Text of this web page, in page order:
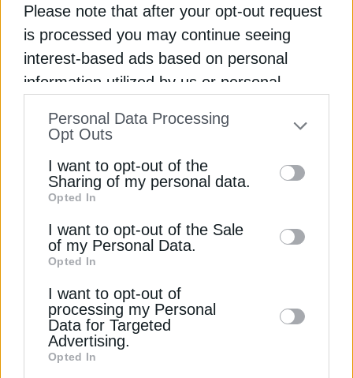
Please note that after your opt-out request
is processed you may continue seeing
interest-based ads based on personal
information utilized by us or personal
to your opt-out. You may separately opt-out
information by third parties on the IAB’s list
of downstream participants. This
information may also be disclosed by us to
third parties on theIAB’s List of
Downstream Participants
disclose it to other third parties.
Personal Data Processing
Opt Outs
I want to opt-out of the
Sharing of my personal data.
Opted In
I want to opt-out of the Sale
of my Personal Data.
Opted In
I want to opt-out of
processing my Personal
Data for Targeted
Advertising.
Opted In
βέλτιστη αξιοποίηση ενός ηλεκτρικού οχήματος.
Με ενημέρωση, προγραμματισμό και αξιοποίηση
της τεχνολογίας, οι οδηγοί μπορούν να
απολαμβάνουν μεγαλύτερη αυτονομία, λιγότερες
Διαβάστε ακόμη
Υβριδικό ή plug-in υβριδικό αυτοκίνητο, ποιο
συμφέρει περισσότερο
Συνεργασία Υπ. Μεταφορών με ΕΤΕπ για τα
ηλεκτρικά λεωφορεία στην Αθήνα
Σημαντική πτώση στα κέρδη της BYD εν μέσω
σκληρού ανταγωνισμού στην Κίνα